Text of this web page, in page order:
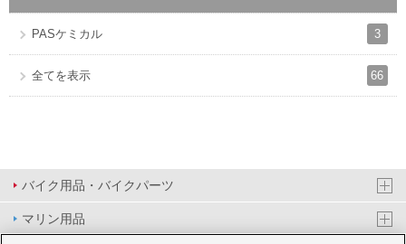
PASケミカル 3
全てを表示 66
バイク用品・バイクパーツ
マリン用品